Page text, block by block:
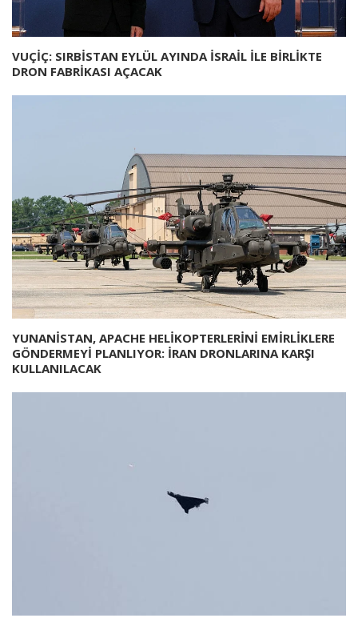
VUÇİÇ: SIRBİSTAN EYLÜL AYINDA İSRAİL İLE BİRLİKTE
DRON FABRİKASI AÇACAK
YUNANİSTAN, APACHE HELİKOPTERLERİNİ EMİRLİKLERE
GÖNDERMEYİ PLANLIYOR: İRAN DRONLARINA KARŞI
KULLANILACAK